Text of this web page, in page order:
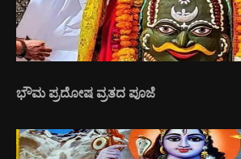
ಭೌಮ ಪ್ರದೋಷ ವ್ರತದ ಪೂಜೆ